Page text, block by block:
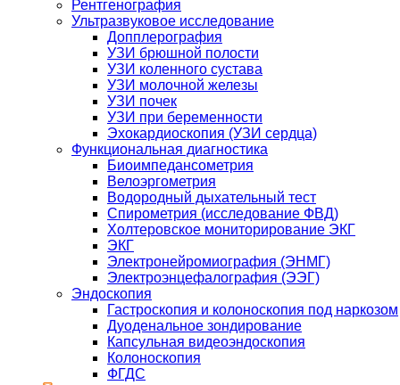
Рентгенография
Ультразвуковое исследование
Допплерография
УЗИ брюшной полости
УЗИ коленного сустава
УЗИ молочной железы
УЗИ почек
УЗИ при беременности
Эхокардиоскопия (УЗИ сердца)
Функциональная диагностика
Биоимпедансометрия
Велоэргометрия
Водородный дыхательный тест
Спирометрия (исследование ФВД)
Холтеровское мониторирование ЭКГ
ЭКГ
Электронейромиография (ЭНМГ)
Электроэнцефалография (ЭЭГ)
Эндоскопия
Гастроскопия и колоноскопия под наркозом
Дуоденальное зондирование
Капсульная видеоэндоскопия
Колоноскопия
ФГДС